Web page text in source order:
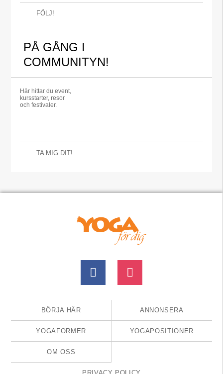
FÖLJ!
PÅ GÅNG I
COMMUNITYN!
Här hittar du event,
kursstarter, resor
och festivaler.
TA MIG DIT!
BÖRJA HÄR ANNONSERA
YOGAFORMER YOGAPOSITIONER
OM OSS